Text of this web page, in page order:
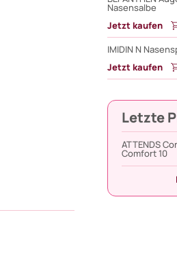
Nasensalbe
Jetzt kaufen
IMIDIN N
Jetzt kaufen
Letzte
ATTENDS
Comfort 10